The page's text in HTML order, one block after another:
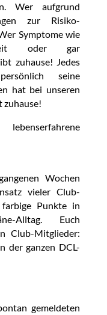
Wer aufgrund
zur Risiko-
Symptome wie
oder gar
zuhause! Jedes
seine
hat bei unseren
zuhause!
Wochen
vieler Club-
Punkte in
Alltag. Euch
Club-Mitglieder:
der ganzen DCL-
gemeldeten